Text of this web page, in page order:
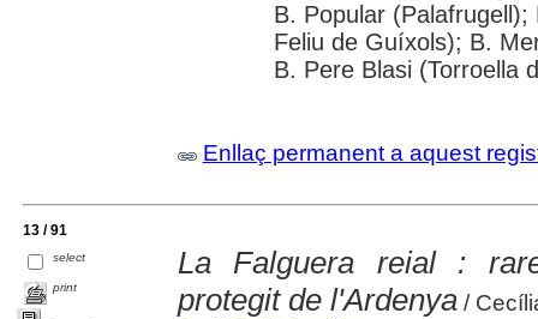
B. Popular
Feliu de Guíxols); B.
B. Pere Blasi (Torroella
Enllaç permanent a aquest
13 / 91
select
print
La Falguera reial :
protegit de l'Ardenya/